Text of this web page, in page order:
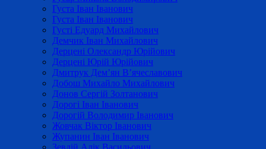
Густа Іван Іванович
Густа Іван Іванович
Густі Едуард Михайлович
Демчик Іван Михайлович
Дерцені Олександр Юрійович
Дерцені Юрій Юрійович
Дмитрук Дем’ян В’ячеславович
Добош Михайло Михайлович
Донов Сергій Золтанович
Дорогі Іван Іванович
Дорогій Володимир Іванович
Жовчак Віктор Іванович
Жупанин Іван Іванович
Зевдій Алік Васильович